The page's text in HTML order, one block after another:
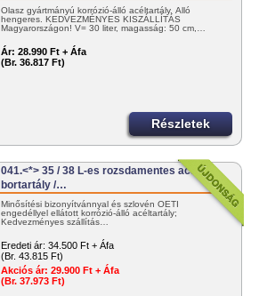
Olasz gyártmányú korrózió-álló acéltartály. Álló
hengeres. KEDVEZMÉNYES KISZÁLLÍTÁS
Magyarországon! V= 30 liter, magasság: 50 cm,…
Ár: 28.990 Ft + Áfa
(Br. 36.817 Ft)
Részletek
041.<*> 35 / 38 L-es rozsdamentes acél
bortartály /…
Minősítési bizonyítvánnyal és szlovén OÉTI
engedéllyel ellátott korrózió-álló acéltartály;
Kedvezményes szállítás…
Eredeti ár: 34.500 Ft + Áfa
(Br. 43.815 Ft)
Akciós ár: 29.900 Ft + Áfa
(Br. 37.973 Ft)